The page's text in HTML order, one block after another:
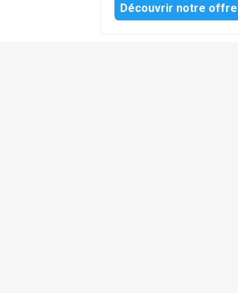
Découvrir notre offre